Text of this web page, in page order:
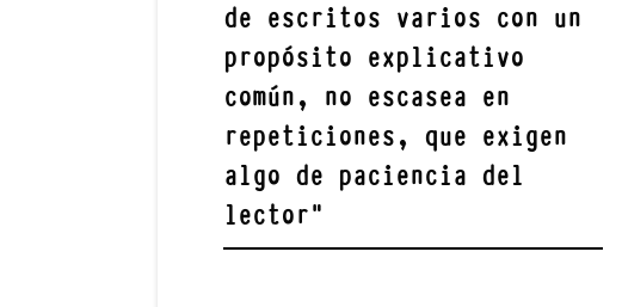
de escritos varios con un
propósito explicativo
común, no escasea en
repeticiones, que exigen
algo de paciencia del
lector"